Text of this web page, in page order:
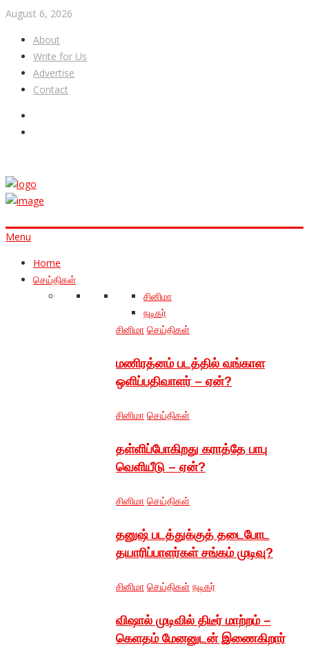
August 6, 2026
About
Write for Us
Advertise
Contact
Menu
Home
செய்திகள்
சினிமா
நடிகர்
சினிமா செய்திகள்
மணிரத்னம் படத்தில் வங்காள
ஒளிப்பதிவாளர் – ஏன்?
சினிமா செய்திகள்
தள்ளிப்போகிறது கராத்தே பாபு
வெளியீடு – ஏன்?
சினிமா செய்திகள்
தனுஷ் படத்துக்குத் தடைபோட
தயாரிப்பாளர்கள் சங்கம் முடிவு?
சினிமா செய்திகள் நடிகர்
விஷால் முடிவில் திடீர் மாற்றம் –
கெளதம் மேனனுடன் இணைகிறார்